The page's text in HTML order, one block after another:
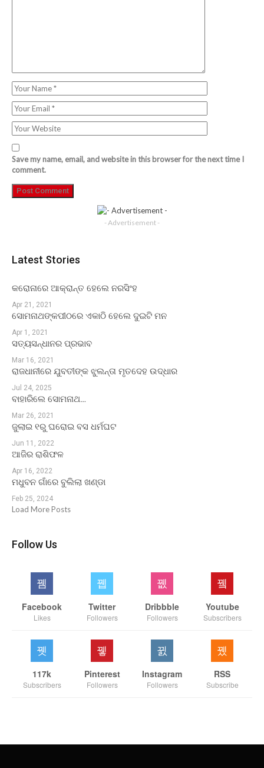
Save my name, email, and website in this browser for the next time I
comment.
- Advertisement -
Latest Stories
କରୋନାରେ ଆକ୍ରାନ୍ତ ହେଲେ ନରସିଂହ
Apr 21, 2021
ସୋମନାଥଙ୍କପୀଠରେ ଏକାଠି ହେଲେ ଦୁଇଟି ମନ
Apr 1, 2021
ସତ୍ୟସନ୍ଧାନର ପ୍ରଭାବ
Mar 16, 2021
ରାଜଧାନୀରେ ଯୁବତୀଙ୍କ ଝୁଲନ୍ତା ମୃତଦେହ ଉଦ୍ଧାର
Jul 24, 2025
ବାହାରିଲେ ସୋମନାଥ…
Mar 26, 2021
ଜୁଲାଇ ୧ରୁ ଘରୋଇ ବସ ଧର୍ମଘଟ
Jun 11, 2022
ଆଜିର ରାଶିଫଳ
Apr 16, 2022
ମଧୁବନ ଗାଁରେ ବୁଲିଲା ଖଣ୍ଡା
Feb 25, 2024
Load More Posts
Follow Us
Facebook
Likes
Twitter
Followers
Dribbble
Followers
Youtube
Subscribers
117k
Subscribers
Pinterest
Followers
Instagram
Followers
RSS
Subscribe